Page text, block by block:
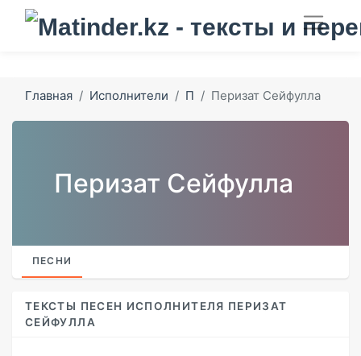
Главная Исполнители П Перизат Сейфулла
Перизат Сейфулла
ПЕСНИ
ТЕКСТЫ ПЕСЕН ИСПОЛНИТЕЛЯ ПЕРИЗАТ
СЕЙФУЛЛА